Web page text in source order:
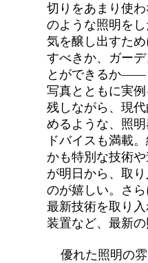
切りをあまり使
のような照明を
気を醸し出すた
すべきか、ガー
とができるか――
写真とともに実
残しながら、現
めるような、照
ドバイスも満載
かも特別な技術
が明日から、取
のが嬉しい。さ
最新技術を取り
装置など、最新
優れた照明の